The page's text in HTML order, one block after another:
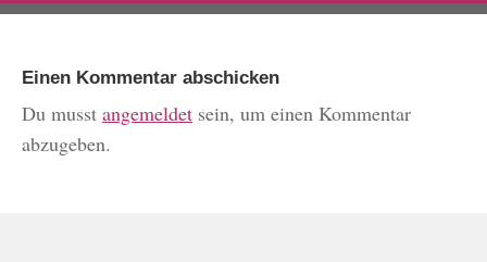
Einen Kommentar abschicken
Du musst angemeldet sein, um einen Kommentar
abzugeben.